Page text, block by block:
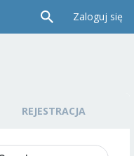
Zaloguj się
REJESTRACJA